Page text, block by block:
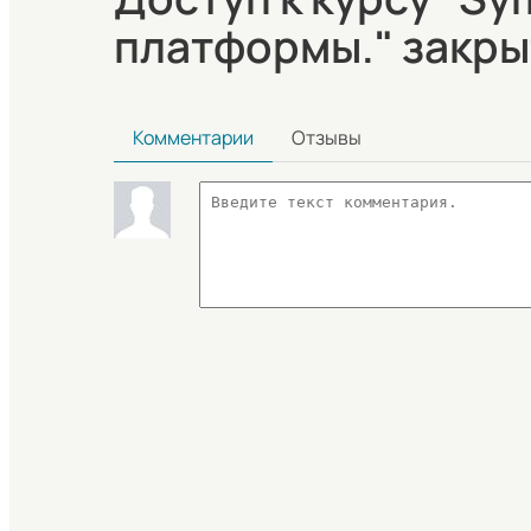
платформы."
Комментарии Отзывы